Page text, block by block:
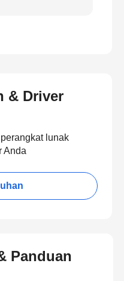
& Driver
lunak
Anda
Panduan